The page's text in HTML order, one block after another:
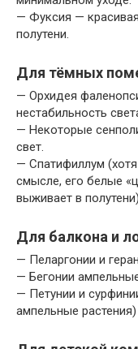
— Фуксия —
полутени.
Для тёмных
— Орхидея
нестабильность
— Некоторые
свет.
— Спатифиллум
смысле, его белые
выживает в
Для балкона и
— Пеларгонии и
— Бегонии
— Петунии и
ампельные